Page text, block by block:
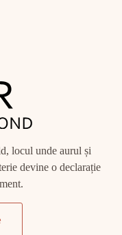
locul unde aurul și
devine o declarație